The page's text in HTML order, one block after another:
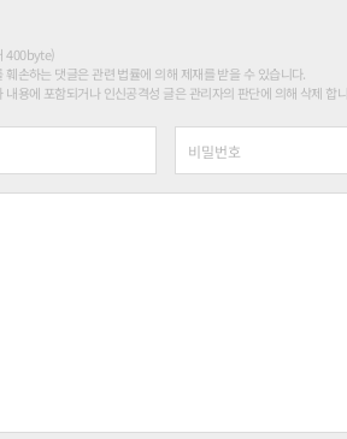
400byte)
손하는 댓글은 관련 법률에 의해 제재를 받을 수 있습니다.
용에 포함되거나 인신공격성 글은 관리자의 판단에 의해 삭제 합